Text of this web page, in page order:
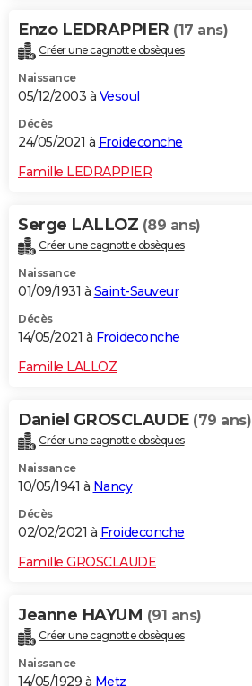
Enzo LEDRAPPIER (17 ans)
Créer une cagnotte obsèques
Naissance
05/12/2003 à Vesoul
Décès
24/05/2021 à Froideconche
Famille LEDRAPPIER
Serge LALLOZ (89 ans)
Créer une cagnotte obsèques
Naissance
01/09/1931 à Saint-Sauveur
Décès
14/05/2021 à Froideconche
Famille LALLOZ
Daniel GROSCLAUDE (79 ans)
Créer une cagnotte obsèques
Naissance
10/05/1941 à Nancy
Décès
02/02/2021 à Froideconche
Famille GROSCLAUDE
Jeanne HAYUM (91 ans)
Créer une cagnotte obsèques
Naissance
14/05/1929 à Metz